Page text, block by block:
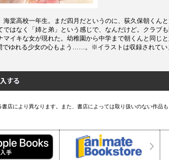
棠高校一年生。まだ四月だというのに、荻久保朝くんと
ではなく「姉と弟」という感じで、なんだけど。クラブ
マイキな女が現れた。幼稚園から中学まで朝くんと同じ
ゆれる少女の心もよう……。※イラストは収録されてい
店により異なります。また、書店によっては取り扱いのない作品